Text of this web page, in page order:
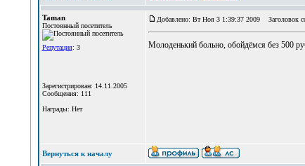
Taman
Постоянный посетитель
Репутация: 3
Зарегистрирован: 14.11.2005
Сообщения: 111
Награды: Нет
Добавлено: Вт Ноя 3 1:39:37 2009 Заголовок
Молоденький больно, обойдёмся без 500
Вернуться к началу